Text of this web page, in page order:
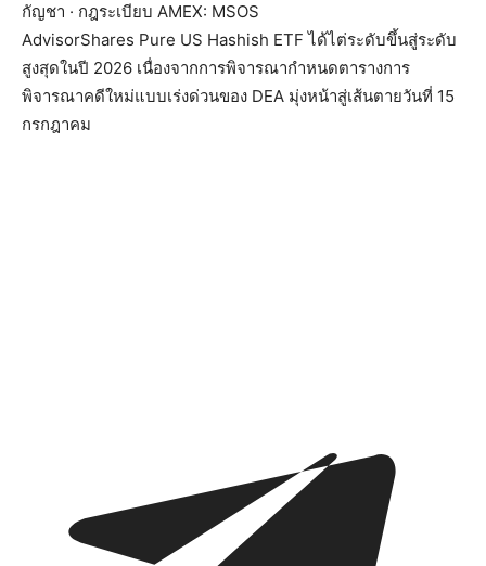
กัญชา · กฎระเบียบ AMEX: MSOS
AdvisorShares Pure US Hashish ETF ได้ไต่ระดับขึ้นสู่ระดับ
สูงสุดในปี 2026 เนื่องจากการพิจารณากำหนดตารางการ
พิจารณาคดีใหม่แบบเร่งด่วนของ DEA มุ่งหน้าสู่เส้นตายวันที่ 15
กรกฎาคม